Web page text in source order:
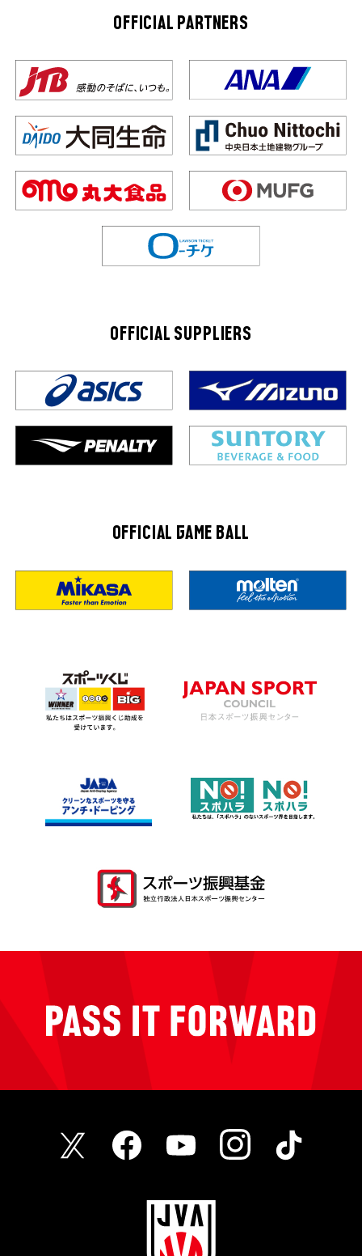
OFFICIAL PARTNERS
OFFICIAL SUPPLIERS
OFFICIAL GAME BALL